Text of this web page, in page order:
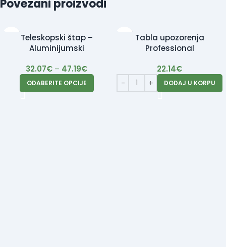
Povezani proizvodi
Teleskopski štap –
Aluminijumski
32.07€ – 47.19€
ODABERITE OPCIJE
Tabla upozorenja
Professional
22.14€
DODAJ U KORPU